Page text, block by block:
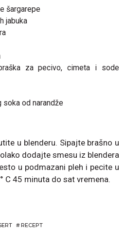
šargarepe
jabuka
za pecivo, cimeta i sode
soka od narandže
u blenderu. Sipajte brašno u
dodajte smesu iz blendera
u podmazani pleh i pecite u
C 45 minuta do sat vremena.
#RECEPT